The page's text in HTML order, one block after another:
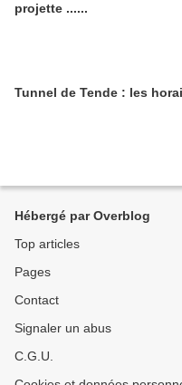
projette ......
Tunnel de Tende : les
Hébergé par Overblog
Top articles
Pages
Contact
Signaler un abus
C.G.U.